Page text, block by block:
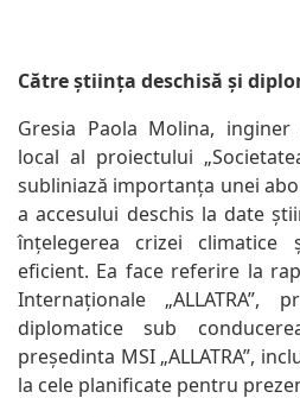
Către știința deschisă și
Gresia Paola Molina,
local al proiectului
subliniază importanța unei
a accesului deschis la date
înțelegerea crizei
eficient. Ea face referire la
Internaționale „ALLATRA”,
diplomatice sub
președinta MSI „ALLATRA”,
la cele planificate pentru